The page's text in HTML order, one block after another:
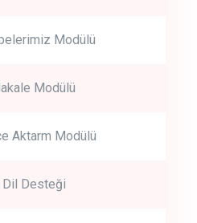
Modülü
Modülü
Aktarm Modülü
Dil Desteği